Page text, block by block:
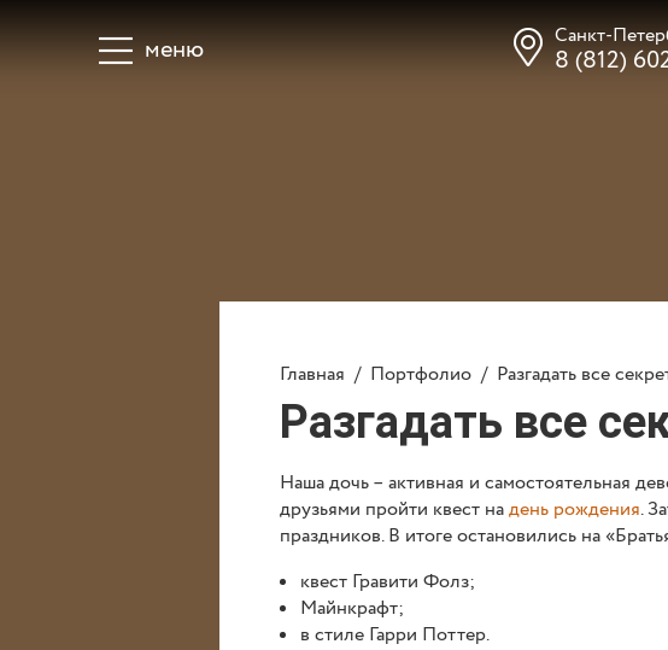
меню Санкт-
8 (812)
Главная Праздники для
Узнать цену и получить бонус
О нас Контакты
Главная / Портфолио / Разгадать все
Разгадать все
Наша дочь – активная и самостоятельная
друзьями пройти квест надень рождения.
праздников. В итоге остановились на
квест Гравити Фолз;
Майнкрафт;
в стиле Гарри Поттер.